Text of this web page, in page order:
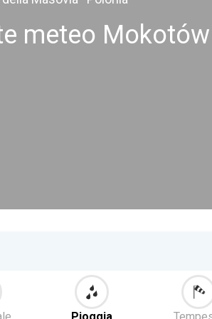
meteo Mokotów